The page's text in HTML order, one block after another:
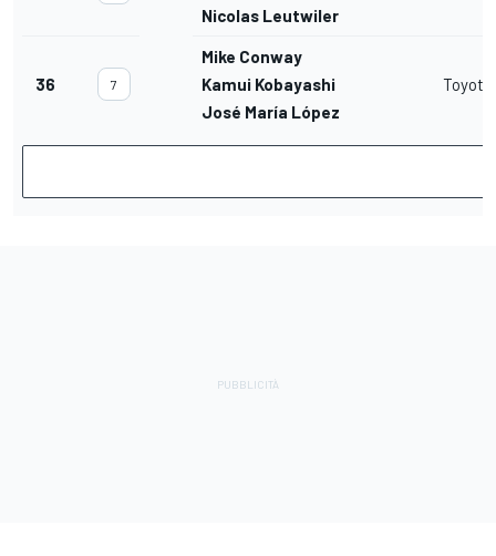
Nicolas Leutwiler
36 7
Mike Conway
Kamui Kobayashi
José María López
Toyota